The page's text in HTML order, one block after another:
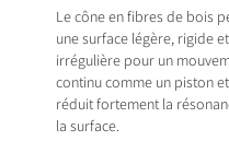
Le cône en fibres de bois
une surface légère, rigide et
irrégulière pour un
continu comme un piston et
réduit fortement la
la surface.